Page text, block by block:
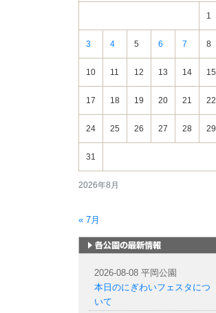
2026年8月
1
3 4 5 6 7 8
10 11 12 13 14 15
17 18 19 20 21 22
24 25 26 27 28 29
31
« 7月
2026-08-08 平岡公園
本日のにぎわいフェスタにつ
いて